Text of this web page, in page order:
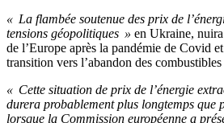
« La flambée soutenue des prix de
tensions géopolitiques » en Ukraine,
de l’Europe après la pandémie de Covid
transition vers l’abandon des
« Cette situation de prix de l’énergie
durera probablement plus longtemps que
lorsque la Commission européenne a